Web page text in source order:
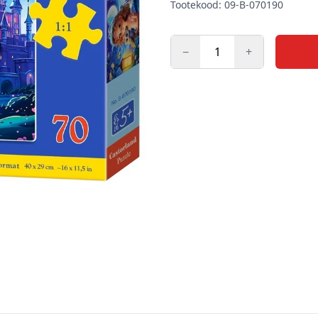
Tootekood: 09-B-070190
− +